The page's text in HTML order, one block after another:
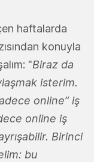
haftalarda
konuyla
"Biraz da
isterim.
online” iş
online iş
Birinci
bu